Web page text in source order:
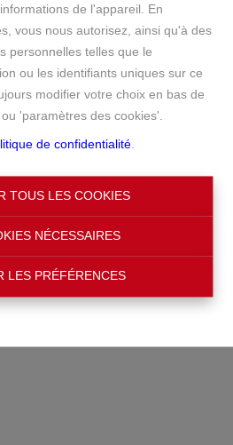
de l'appareil. En
vous nous autorisez, ainsi qu'à des
personnelles telles que le
ou les identifiants uniques sur ce
modifier votre choix en bas de
'paramètres des cookies'.
de confidentialité
TOUS LES COOKIES
NÉCESSAIRES
LES PRÉFÉRENCES